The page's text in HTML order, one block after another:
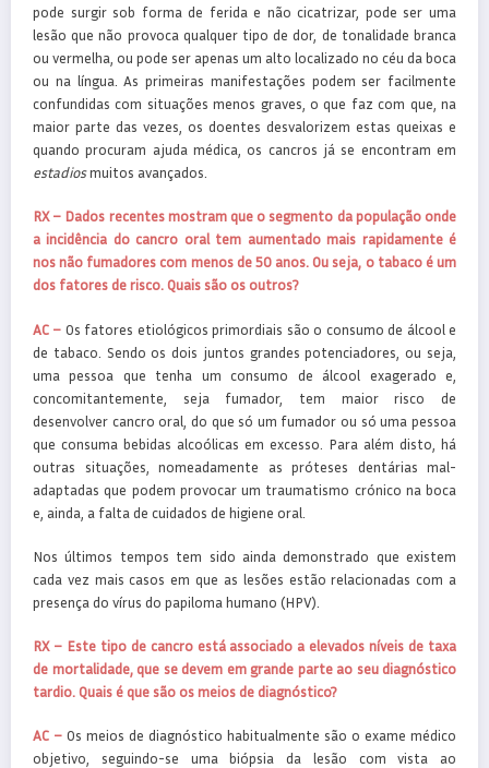
pode surgir sob forma de ferida e não cicatrizar, pode ser uma
lesão que não provoca qualquer tipo de dor, de tonalidade branca
ou vermelha, ou pode ser apenas um alto localizado no céu da boca
ou na língua. As primeiras manifestações podem ser facilmente
confundidas com situações menos graves, o que faz com que, na
maior parte das vezes, os doentes desvalorizem estas queixas e
quando procuram ajuda médica, os cancros já se encontram em
estadiosmuitos avançados.
RX – Dados recentes mostram que o segmento da população onde
a incidência do cancro oral tem aumentado mais rapidamente é
nos não fumadores com menos de 50 anos. Ou seja, o tabaco é um
dos fatores de risco. Quais são os outros?
AC – Os fatores etiológicos primordiais são o consumo de álcool e
de tabaco. Sendo os dois juntos grandes potenciadores, ou seja,
uma pessoa que tenha um consumo de álcool exagerado e,
concomitantemente, seja fumador, tem maior risco de
desenvolver cancro oral, do que só um fumador ou só uma pessoa
que consuma bebidas alcoólicas em excesso. Para além disto, há
outras situações, nomeadamente as próteses dentárias mal-
adaptadas que podem provocar um traumatismo crónico na boca
e, ainda, a falta de cuidados de higiene oral.
Nos últimos tempos tem sido ainda demonstrado que existem
cada vez mais casos em que as lesões estão relacionadas com a
presença do vírus do papiloma humano (HPV).
RX – Este tipo de cancro está associado a elevados níveis de taxa
de mortalidade, que se devem em grande parte ao seu diagnóstico
tardio. Quais é que são os meios de diagnóstico?
AC – Os meios de diagnóstico habitualmente são o exame médico
objetivo, seguindo-se uma biópsia da lesão com vista ao